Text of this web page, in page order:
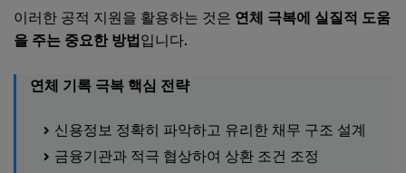
이러한 공적 지원을 활용하는 것은 연체 극복에 실질적 도움
을 주는 중요한 방법 입니다.
연체 기록 극복 핵심 전략
신용정보 정확히 파악하고 유리한 채무 구조 설계
금융기관과 적극 협상하여 상환 조건 조정